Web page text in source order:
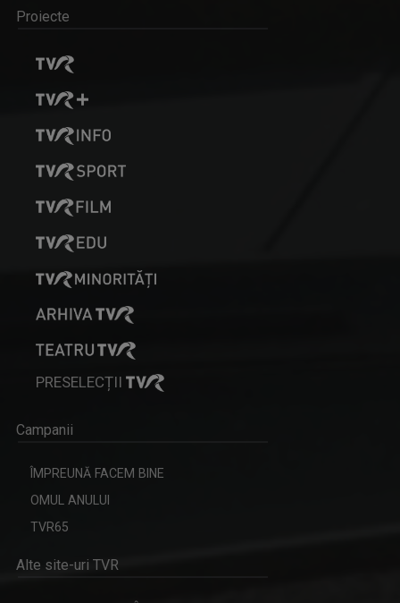
Proiecte
PRESELECȚII
Campanii
ÎMPREUNĂ FACEM BINE
OMUL ANULUI
TVR65
Alte site-uri TVR